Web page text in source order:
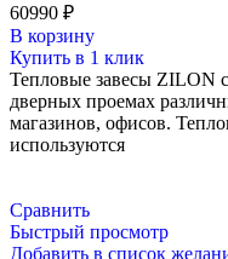
60990 ₽
В корзину
Купить в 1 клик
Тепловые завесы ZILON
дверных проемах
магазинов, офисов.
используются
Сравнить
Быстрый просмотр
Добавить в список